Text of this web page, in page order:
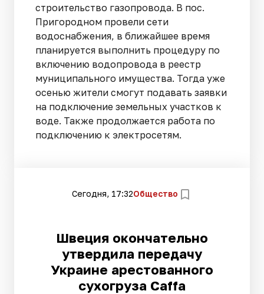
строительство газопровода. В пос.
Пригородном провели сети
водоснабжения, в ближайшее время
планируется выполнить процедуру по
включению водопровода в реестр
муниципального имущества. Тогда уже
осенью жители смогут подавать заявки
на подключение земельных участков к
воде. Также продолжается работа по
подключению к электросетям.
Сегодня, 17:32Общество
Швеция окончательно
утвердила передачу
Украине арестованного
сухогруза Caffа